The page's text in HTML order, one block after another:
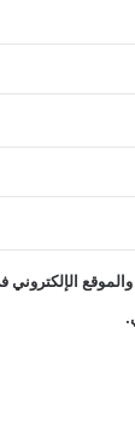
الإلكتروني